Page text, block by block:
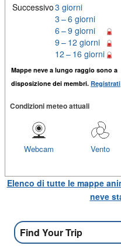
Successivo3 giorni
3 – 6 giorni
6 – 9 giorni
9 – 12 giorni
12 – 16 giorni
Mappe neve a lungo raggio sono a
disposizione dei membri. Registrati
Condizioni meteo attuali
Vento
Webcam
Elenco di tutte le mappe
neve
Find Your Trip